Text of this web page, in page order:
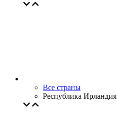
Все страны
Республика Ирландия